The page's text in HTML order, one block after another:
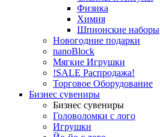
Физика
Химия
Шпионские наборы
Новогодние подарки
nanoBlock
Мягкие Игрушки
!SALE Распродажа!
Торговое Оборудование
Бизнес сувениры
Бизнес сувениры
Головоломки с лого
Игрушки